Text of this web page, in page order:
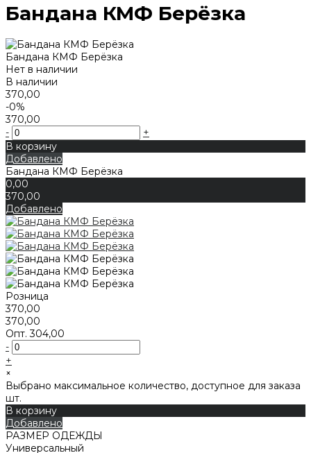
Бандана КМФ Берёзка
Бандана КМФ Берёзка
Нет в наличии
В наличии
370,00
-0%
370,00
-
+
В корзину
Добавлено
Бандана КМФ Берёзка
0,00
370,00
Добавлено
Розница
370,00
370,00
Опт.304,00
-
+
×
Выбрано максимальное количество, доступное для заказа
шт.
В корзину
Добавлено
РАЗМЕР ОДЕЖДЫ
Универсальный